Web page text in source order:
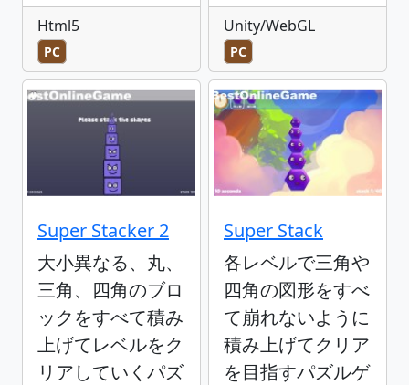
Html5
PC
Unity/WebGL
PC
Super Stacker 2
大小異なる、丸、
三角、四角のブロ
ックをすべて積み
上げてレベルをク
リアしていくパズ
Super Stack
各レベルで三角や
四角の図形をすべ
て崩れないように
積み上げてクリア
を目指すパズルゲ